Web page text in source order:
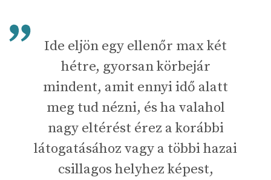
Ide eljön egy ellenőr max két
hétre, gyorsan körbejár
mindent, amit ennyi idő alatt
meg tud nézni, és ha valahol
nagy eltérést érez a korábbi
látogatásához vagy a többi hazai
csillagos helyhez képest,